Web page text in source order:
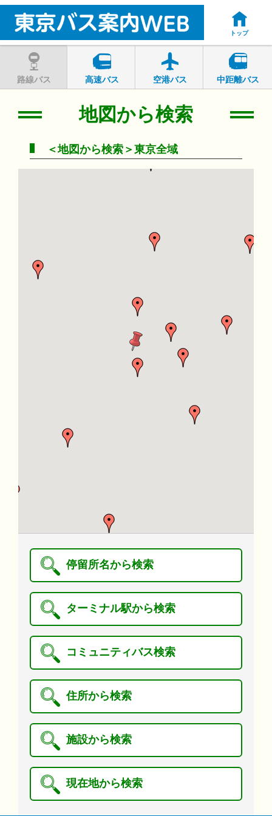
トップ
路線バス 高速バス 空港バス 中距離バス
地図から検索
＜地図から検索＞東京全域
停留所名から検索
ターミナル駅から検索
コミュニティバス検索
住所から検索
施設から検索
現在地から検索